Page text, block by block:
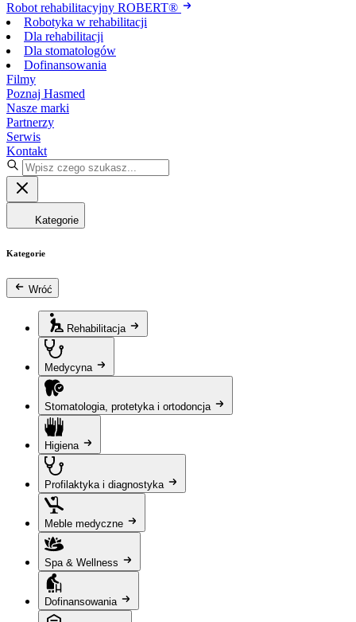
Robot rehabilitacyjny ROBERT®
Robotyka w rehabilitacji
Dla rehabilitacji
Dla stomatologów
Dofinansowania
Filmy
Poznaj Hasmed
Nasze marki
Partnerzy
Serwis
Kontakt
Kategorie
Kategorie
Wróć
Rehabilitacja
Medycyna
Stomatologia, protetyka i ortodoncja
Higiena
Profilaktyka i diagnostyka
Meble medyczne
Spa & Wellness
Dofinansowania